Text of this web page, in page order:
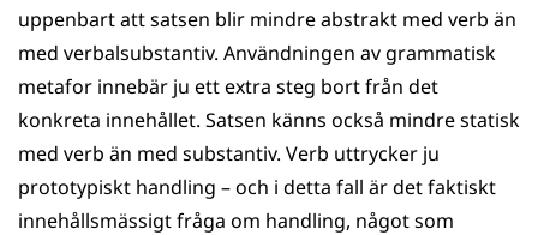
uppenbart att satsen blir mindre abstrakt med verb än
med verbalsubstantiv. Användningen av grammatisk
metafor innebär ju ett extra steg bort från det
konkreta innehållet. Satsen känns också mindre statisk
med verb än med substantiv. Verb uttrycker ju
prototypiskt handling – och i detta fall är det faktiskt
innehållsmässigt fråga om handling, något som